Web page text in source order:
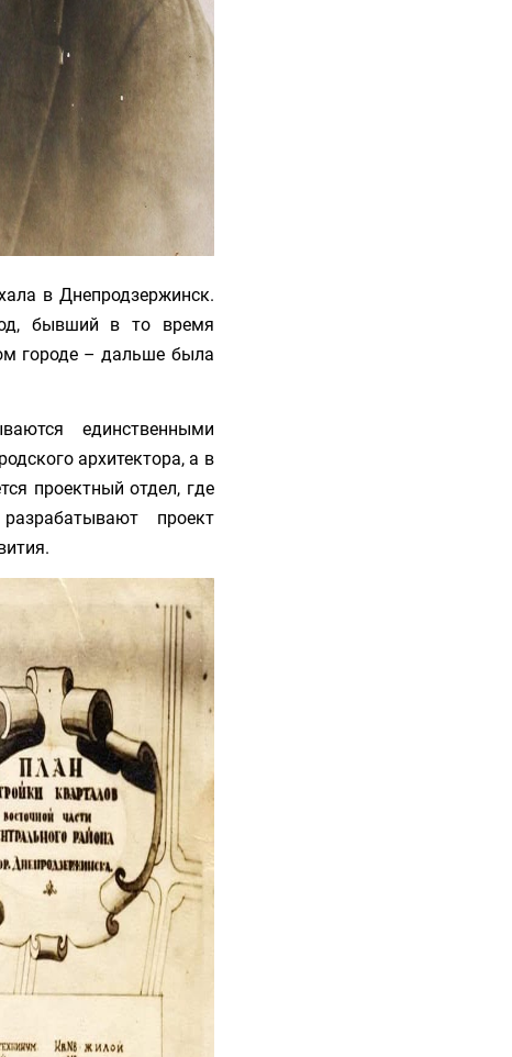
в Днепродзержинск.
бывший в то время
городе – дальше была
единственными
архитектора, а в
проектный отдел, где
проект